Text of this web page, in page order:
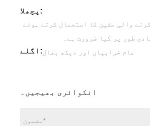
پچھلا:
والی مشین کا استعمال کرتے ہوئے
طور پر کیا ضرورت ہے۔
اگلے:عام خرابیاں اور دیکھ بھال
انکوائری بھیجیں۔